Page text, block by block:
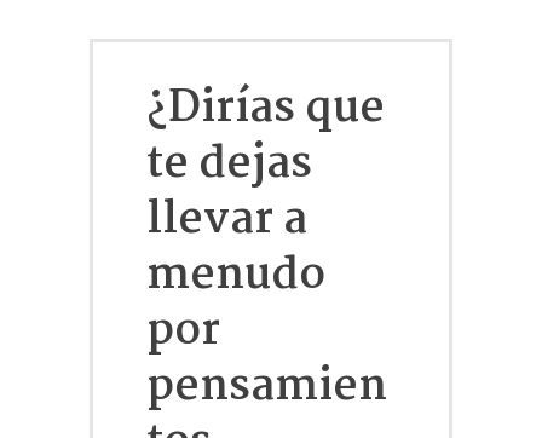
¿Dirías que
te dejas
llevar a
menudo
por
pensamien